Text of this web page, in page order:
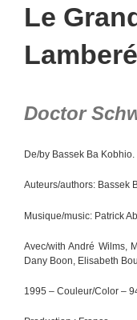
Le
Doctor
De/by Bassek Ba Kobhio.
Auteurs/authors: Bassek
Musique/music: Patrick
Avec/with André Wilms,
Dany Boon, Elisabeth
1995 – Couleur/Color –